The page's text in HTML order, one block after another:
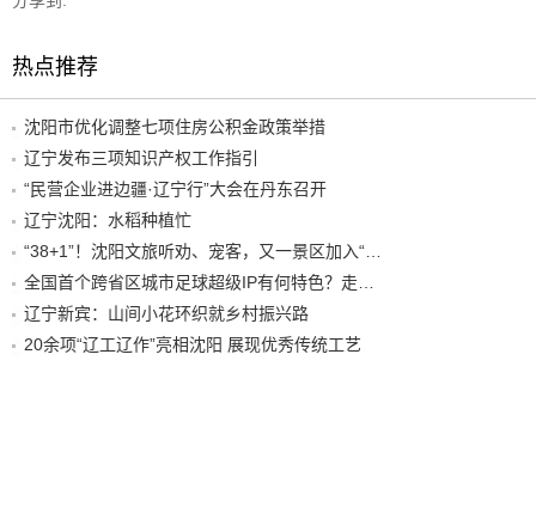
热点推荐
沈阳市优化调整七项住房公积金政策举措
辽宁发布三项知识产权工作指引
“民营企业进边疆·辽宁行”大会在丹东召开
辽宁沈阳：水稻种植忙
辽宁新宾：山间小花环织就乡村振兴路
20余项“辽工辽作”亮相沈阳 展现优秀传统工艺